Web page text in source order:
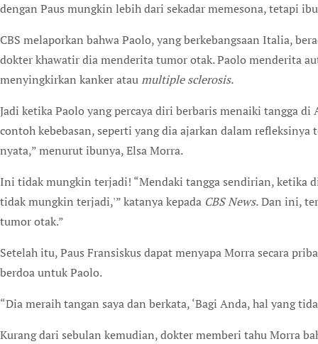
dengan Paus mungkin lebih dari sekadar memesona, tetapi
CBS melaporkan bahwa Paolo, yang berkebangsaan Italia,
dokter khawatir dia menderita tumor otak. Paolo menderita
menyingkirkan kanker ataumultiple sclerosis.
Jadi ketika Paolo yang percaya diri berbaris menaiki tangga
contoh kebebasan, seperti yang dia ajarkan dalam
nyata,” menurut ibunya, Elsa Morra.
Ini tidak mungkin terjadi! “Mendaki tangga sendirian, ketika
tidak mungkin terjadi,'” katanya kepada CBS News.Dan ini,
tumor otak.”
Setelah itu, Paus Fransiskus dapat menyapa Morra secara
berdoa untuk Paolo.
“Dia meraih tangan saya dan berkata, ‘Bagi Anda, hal yang
Kurang dari sebulan kemudian, dokter memberi tahu Morra